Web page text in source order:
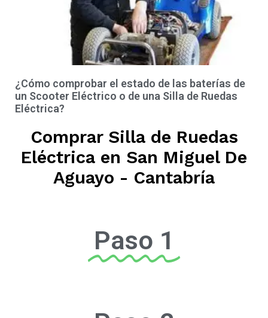
¿Cómo comprobar el estado de las baterías de
un Scooter Eléctrico o de una Silla de Ruedas
Eléctrica?
Comprar Silla de Ruedas
Eléctrica en San Miguel De
Aguayo - Cantabría
Paso 1